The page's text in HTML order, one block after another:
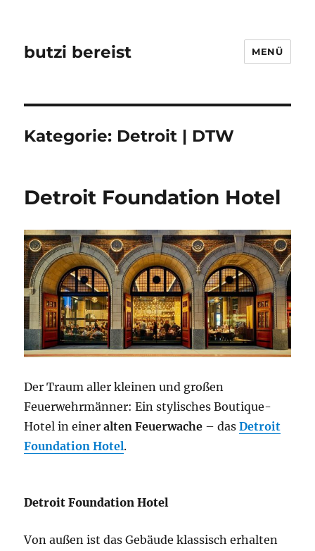
butzi bereist MENÜ
Kategorie: Detroit | DTW
Detroit Foundation Hotel
Der Traum aller kleinen und großen
Feuerwehrmänner: Ein stylisches Boutique-
Hotel in eineralten Feuerwache – dasDetroit
Foundation Hotel.
Detroit Foundation Hotel
Von außen ist das Gebäude klassisch erhalten